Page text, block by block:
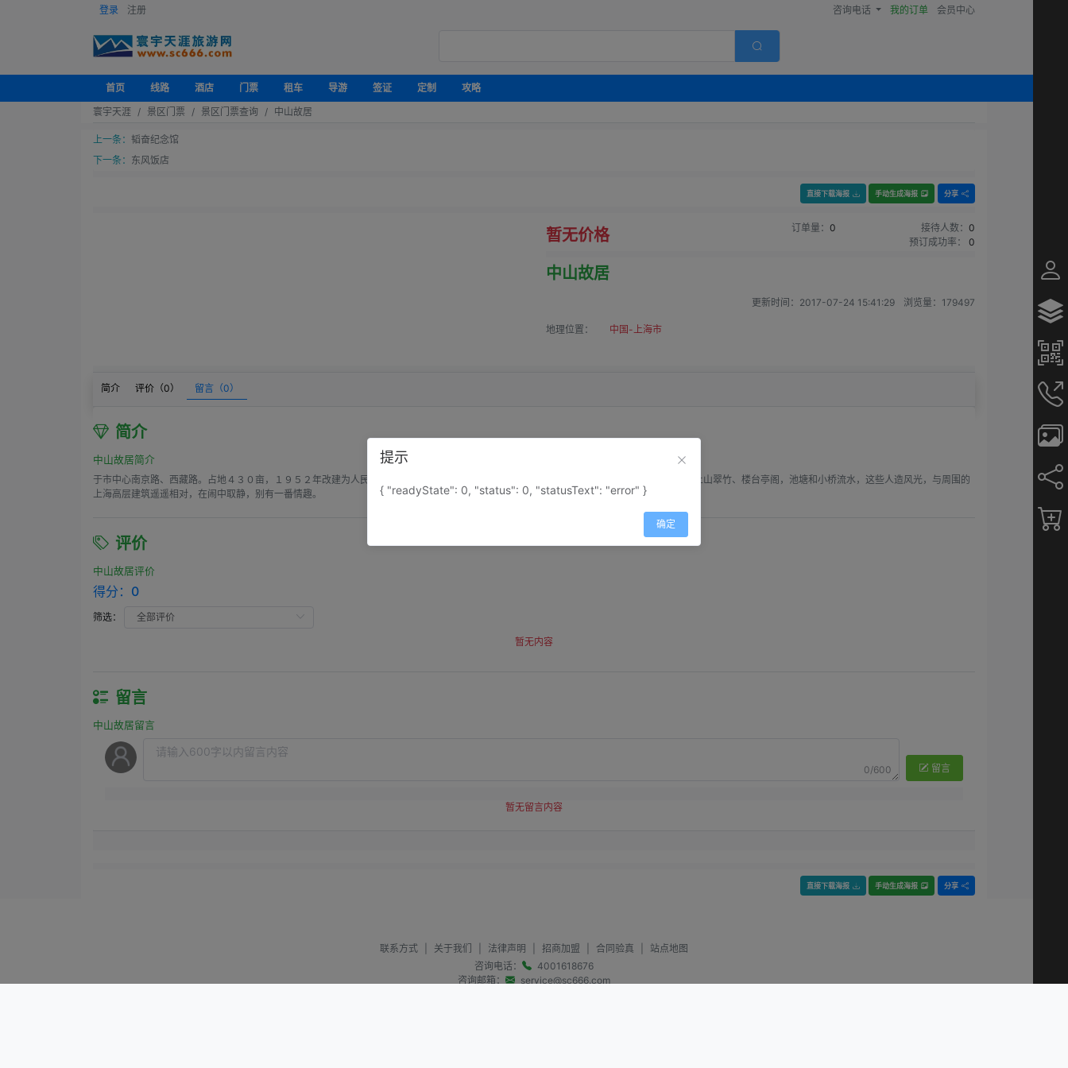
登录 注册 咨询电话 我的订单 会员中心
首页 线路 酒店 门票 租车 导游 签证 定制
攻略
寰宇天涯
景区门票 景区门票查询 中山故居
上一条： 韬奋纪念馆
下一条： 东风饭店
直接下载海报 手动生成海报 分享
暂无价格 订单量： 0 接待人数： 0
预订成功率：
0
中山故居
更新时间： 2017-07-24 15:41:29 浏览量： 179497
地理位置： 中国-上海市
简介 评价（0） 留言（0）
简介
中山故居简介
于市中心南京路、西藏路。占地４３０亩，１９５２年改建为人民公园和人民广场，人民公园面积达１８０亩，园内有林荫大道，花圃，草坪，土山翠竹、楼台亭阁，池塘和小桥流水，这些人造风光，与周围的
上海高层建筑遥遥相对，在闹中取静，别有一番情趣。
评价
中山故居评价
得分： 0
筛选：
暂无内容
留言
中山故居留言
0/600 留言
暂无留言内容
直接下载海报 手动生成海报 分享
联系方式 关于我们 法律声明 招商加盟 合同验真
站点地图
咨询电话：
4001618676
咨询邮箱：
service@sc666.com
提示
{ "readyState": 0, "status": 0, "statusText": "error" }
确定